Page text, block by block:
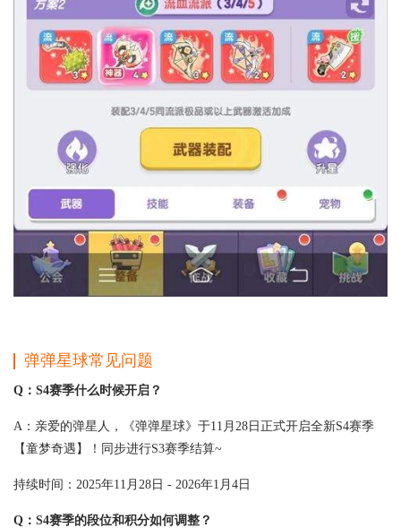
弹弹星球常见问题
Q：S4赛季什么时候开启？
A：亲爱的弹星人，《弹弹星球》于11月28日正式开启全新S4赛季
【童梦奇遇】！同步进行S3赛季结算~
持续时间：2025年11月28日 - 2026年1月4日
Q：S4赛季的段位和积分如何调整？